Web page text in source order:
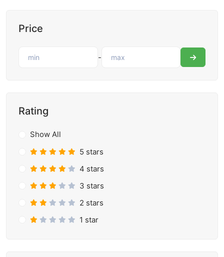
Price
-
Rating
Show All
5 stars
4 stars
3 stars
2 stars
1 star